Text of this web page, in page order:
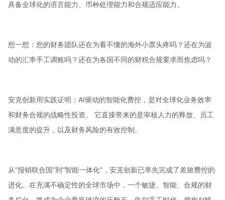
具备全球化的语言能力、币种处理能力和合规适应能力。
想一想：您的财务团队还在为看不懂的海外小票头疼吗？还在为波
动的汇率手工调账吗？还在为各国不同的财税合规要求而焦虑吗？
安克创新用实践证明：AI驱动的智能化费控，是对全球化业务效率
和财务合规的战略性投资。 它直接带来的是审核人力的释放、员工
满意度的提升，以及财务风险的有效控制。
从“报销联合国”到“智能一体化”，安克创新已率先完成了差旅费控的
进化。在充满不确定性的全球市场中，一个敏捷、智能、合规的财